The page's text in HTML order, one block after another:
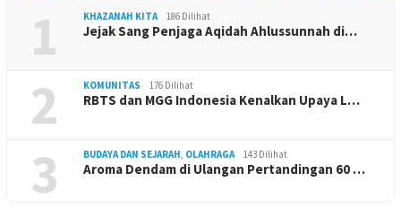
1 KHAZANAH KITA 186 Dilihat
Jejak Sang Penjaga Aqidah Ahlussunnah di…
2 KOMUNITAS 176 Dilihat
RBTS dan MGG Indonesia Kenalkan Upaya L…
3 BUDAYA DAN SEJARAH OLAHRAGA 143 Dilihat
Aroma Dendam di Ulangan Pertandingan 60 …